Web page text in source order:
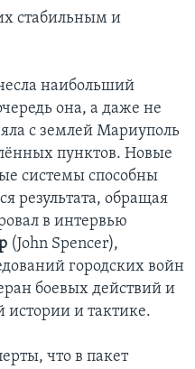
стабильным и
наибольший
она, а даже не
с землей Мариуполь
пунктов. Новые
системы способны
результата, обращая
в интервью
(John Spencer),
городских войн
боевых действий и
истории и тактике.
что в пакет